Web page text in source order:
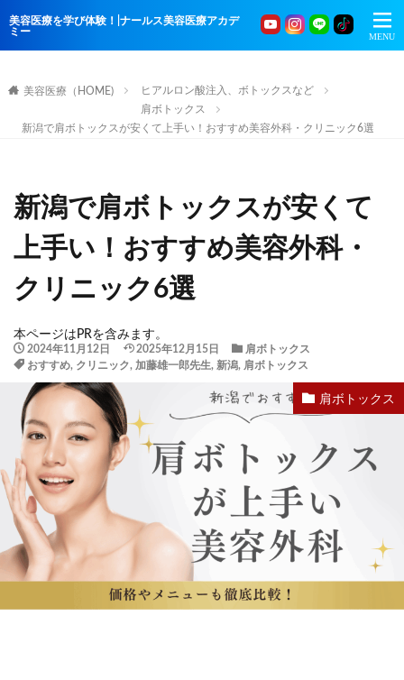
美容医療を学び体験！|ナールス美容医療アカデ
ミー
美容医療（HOME)
ヒアルロン酸注入、ボトックスなど
肩ボトックス
新潟で肩ボトックスが安くて上手い！おすすめ美容外科・クリニック6選
新潟で肩ボトックスが安くて
上手い！おすすめ美容外科・
クリニック6選
本ページはPRを含みます。
2024年11月12日 2025年12月15日
肩ボトックス
おすすめ, クリニック, 加藤雄一郎先生, 新潟, 肩ボトックス
肩ボトックス